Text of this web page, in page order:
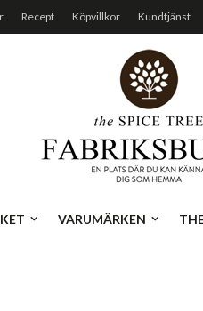
Recept Köpvillkor Kundtjänst
VARUMÄRKEN